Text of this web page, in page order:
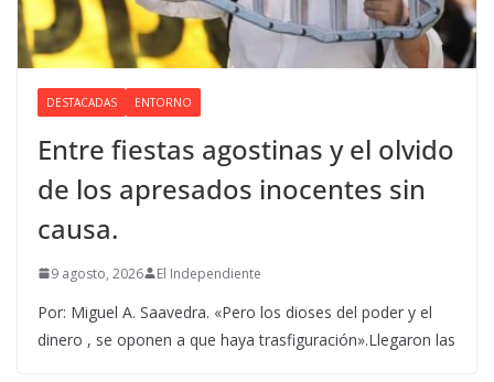
DESTACADAS ENTORNO
Entre fiestas agostinas y el olvido
de los apresados inocentes sin
causa.
9 agosto, 2026 El Independiente
Por: Miguel A. Saavedra. «Pero los dioses del poder y el
dinero , se oponen a que haya trasfiguración».Llegaron las